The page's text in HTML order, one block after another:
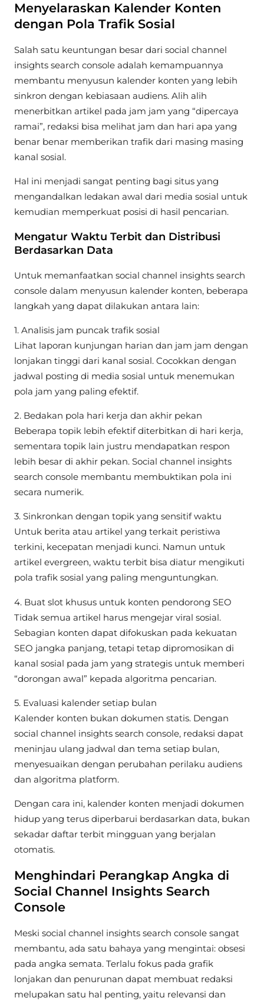
Menyelaraskan Kalender Konten
dengan Pola Trafik Sosial
Salah satu keuntungan besar dari social channel
insights search console adalah kemampuannya
membantu menyusun kalender konten yang lebih
sinkron dengan kebiasaan audiens. Alih alih
menerbitkan artikel pada jam jam yang “dipercaya
ramai”, redaksi bisa melihat jam dan hari apa yang
benar benar memberikan trafik dari masing masing
kanal sosial.
Hal ini menjadi sangat penting bagi situs yang
mengandalkan ledakan awal dari media sosial untuk
kemudian memperkuat posisi di hasil pencarian.
Mengatur Waktu Terbit dan Distribusi
Berdasarkan Data
Untuk memanfaatkan social channel insights search
console dalam menyusun kalender konten, beberapa
langkah yang dapat dilakukan antara lain:
1. Analisis jam puncak trafik sosial
Lihat laporan kunjungan harian dan jam jam dengan
lonjakan tinggi dari kanal sosial. Cocokkan dengan
jadwal posting di media sosial untuk menemukan
pola jam yang paling efektif.
2. Bedakan pola hari kerja dan akhir pekan
Beberapa topik lebih efektif diterbitkan di hari kerja,
sementara topik lain justru mendapatkan respon
lebih besar di akhir pekan. Social channel insights
search console membantu membuktikan pola ini
secara numerik.
3. Sinkronkan dengan topik yang sensitif waktu
Untuk berita atau artikel yang terkait peristiwa
terkini, kecepatan menjadi kunci. Namun untuk
artikel evergreen, waktu terbit bisa diatur mengikuti
pola trafik sosial yang paling menguntungkan.
4. Buat slot khusus untuk konten pendorong SEO
Tidak semua artikel harus mengejar viral sosial.
Sebagian konten dapat difokuskan pada kekuatan
SEO jangka panjang, tetapi tetap dipromosikan di
kanal sosial pada jam yang strategis untuk memberi
“dorongan awal” kepada algoritma pencarian.
5. Evaluasi kalender setiap bulan
Kalender konten bukan dokumen statis. Dengan
social channel insights search console, redaksi dapat
meninjau ulang jadwal dan tema setiap bulan,
menyesuaikan dengan perubahan perilaku audiens
dan algoritma platform.
Dengan cara ini, kalender konten menjadi dokumen
hidup yang terus diperbarui berdasarkan data, bukan
sekadar daftar terbit mingguan yang berjalan
otomatis.
Menghindari Perangkap Angka di
Social Channel Insights Search
Console
Meski social channel insights search console sangat
membantu, ada satu bahaya yang mengintai: obsesi
pada angka semata. Terlalu fokus pada grafik
lonjakan dan penurunan dapat membuat redaksi
melupakan satu hal penting, yaitu relevansi dan